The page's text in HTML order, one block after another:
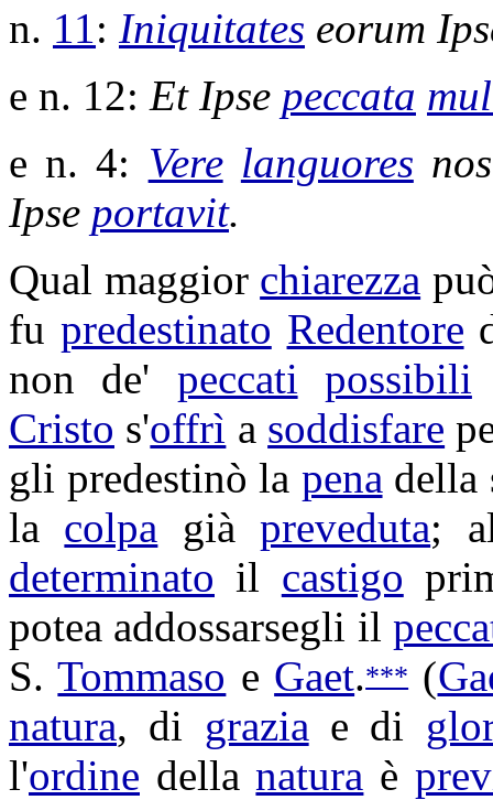
n. 11: Iniquitates eorum
e n. 12: Et Ipse peccata
e n. 4: Vere languores
Ipse portavit.
Qual maggior chiarezza
fu predestinato Redentore
non de' peccati possibili
Cristo s'offrì a soddisfare
gli predestinò la pena della
la colpa giàpreveduta;
determinato il castigo
potea addossarsegli il
S.Tommaso e Gaet.***(
natura, di grazia e di
l'ordine dellanatura è